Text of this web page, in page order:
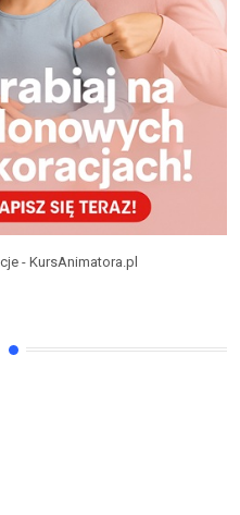
- KursAnimatora.pl